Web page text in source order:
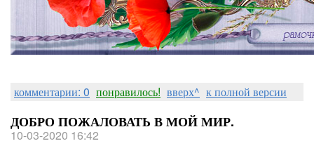
комментарий под постом.
Если Вы не хотите,чтобы Вас
визитами,так же дайте
кликабельную ссылку на Вашу
комментарии: 0 понравилось! вверх^ к полной версии
ДОБРО ПОЖАЛОВАТЬ В МОЙ МИР.
10-03-2020 16:42